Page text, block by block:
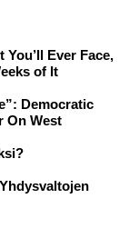
Ever Face,
of It
Democratic
On West